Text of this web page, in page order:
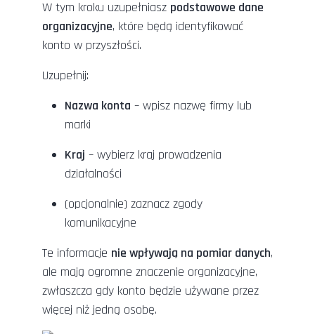
W tym kroku uzupełniasz podstawowe dane
organizacyjne, które będą identyfikować
konto w przyszłości.
Uzupełnij:
Nazwa konta – wpisz nazwę firmy lub
marki
Kraj – wybierz kraj prowadzenia
działalności
(opcjonalnie) zaznacz zgody
komunikacyjne
Te informacje nie wpływają na pomiar danych,
ale mają ogromne znaczenie organizacyjne,
zwłaszcza gdy konto będzie używane przez
więcej niż jedną osobę.